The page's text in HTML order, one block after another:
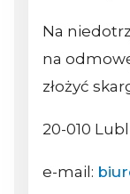
Na
na
złożyć
20-010
e-mail: